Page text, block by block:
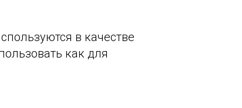
в качестве
как для